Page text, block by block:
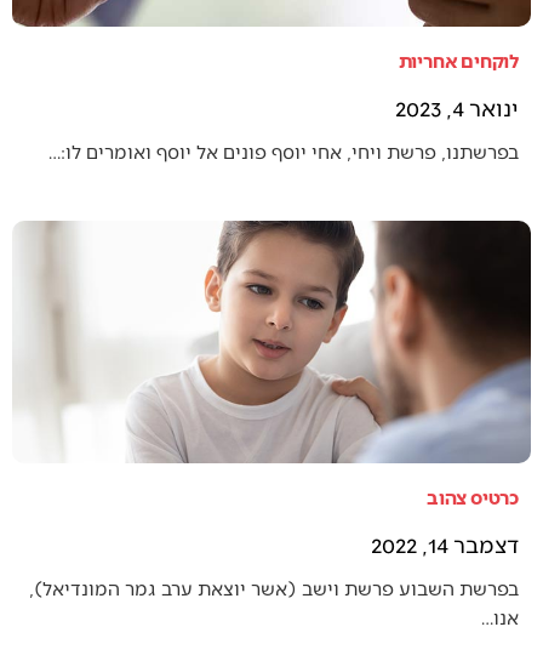
לוקחים אחריות
ינואר 4, 2023
בפרשתנו, פרשת ויחי, אחי יוסף פונים אל יוסף ואומרים לו:…
כרטיס צהוב
דצמבר 14, 2022
בפרשת השבוע פרשת וישב (אשר יוצאת ערב גמר המונדיאל),
אנו…